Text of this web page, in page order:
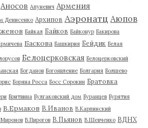
Аносов Апуневич Армения
Денисенко Архипов Аэронатц Аюпов
Байкал Байков Байконур Бакирова
Баскова Башкирия Бейдик Белая
Белоцерковская Белоцерковский
Богданов Богоявление Болгария Болшево
Боряна Росса Босс Сорокин Братовка
Бритвина Булгаковский дом Буранцев Бурятия
В.Ермаков В.Иванов В.Карпинский
В.Пирогов В.Пьянов В.Шевченко ВДНХ